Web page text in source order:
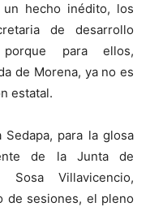
un hecho inédito, los
de desarrollo
para ellos,
de Morena, ya no es
estatal.
para la glosa
de la Junta de
Sosa Villavicencio,
de sesiones, el pleno